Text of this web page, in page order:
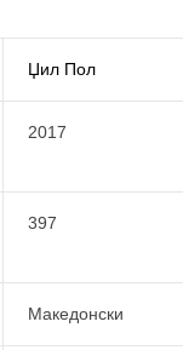
Џил Пол
2017
397
Македонски